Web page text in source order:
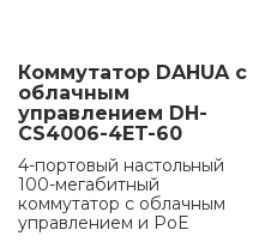
Коммутатор DAHUA с
облачным
управлением DH-
CS4006-4ET-60
4-портовый настольный
100-мегабитный
коммутатор с облачным
управлением и PoE